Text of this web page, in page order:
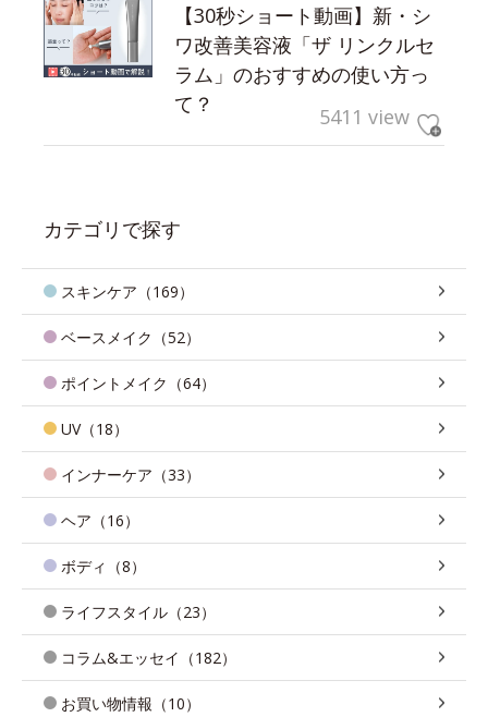
【30秒ショート動画】新・シ
ワ改善美容液「ザ リンクルセ
ラム」のおすすめの使い方っ
て？
5411 view
カテゴリで探す
スキンケア（169）
ベースメイク（52）
ポイントメイク（64）
UV（18）
インナーケア（33）
ヘア（16）
ボディ（8）
ライフスタイル（23）
コラム&エッセイ（182）
お買い物情報（10）